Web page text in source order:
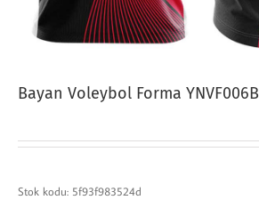
Bayan Voleybol Forma YNVF006B
Stok kodu: 5f93f983524d